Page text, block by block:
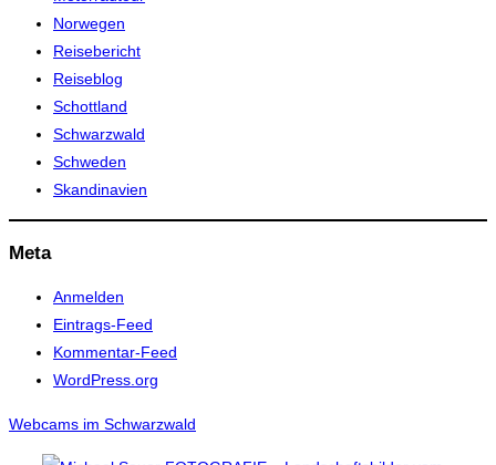
Norwegen
Reisebericht
Reiseblog
Schottland
Schwarzwald
Schweden
Skandinavien
Meta
Anmelden
Eintrags-Feed
Kommentar-Feed
WordPress.org
Webcams im Schwarzwald